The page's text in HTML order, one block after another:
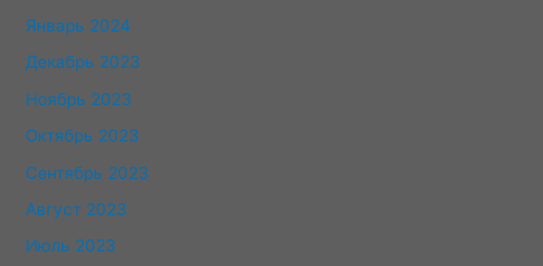
Январь 2024
Декабрь 2023
Ноябрь 2023
Октябрь 2023
Сентябрь 2023
Август 2023
Июль 2023